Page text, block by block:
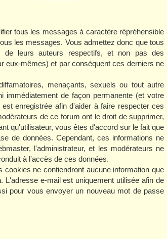
tous les messages à caractère répréhensible
les messages. Vous admettez donc que tous
leurs auteurs respectifs, et non pas des
eux-mêmes) et par conséquent ces derniers ne
menaçants, sexuels ou tout autre
immédiatement de façon permanente (et votre
enregistrée afin d'aider à faire respecter ces
de ce forum ont le droit de supprimer,
qu'utilisateur, vous êtes d'accord sur le fait que
de données. Cependant, ces informations ne
l'administrateur, et les modérateurs ne
à l'accès de ces données.
ne contiendront aucune information que
e-mail est uniquement utilisée afin de
pour vous envoyer un nouveau mot de passe